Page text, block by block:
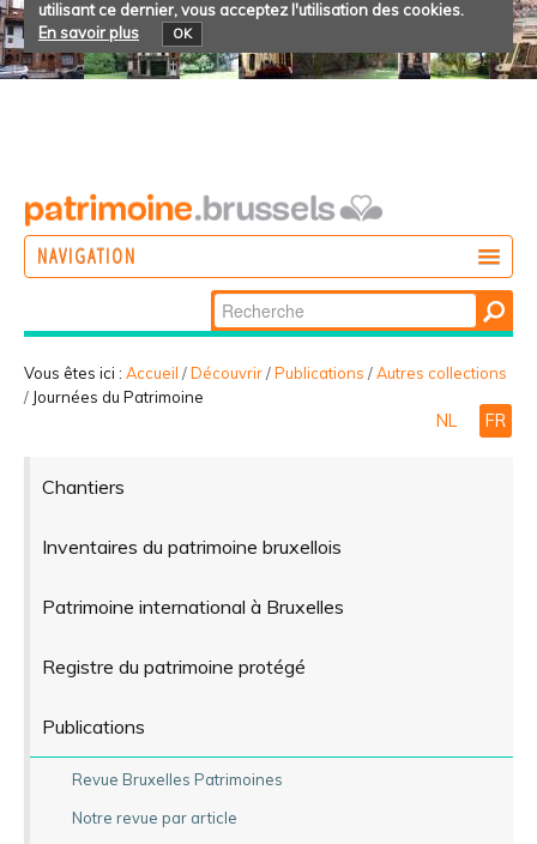
utilisant ce dernier, vous acceptez l'utilisation des cookies.
En savoir plus
OK
NAVIGATION
PARTICIPER
Chercher par
Recherche
avancée…
Vous êtes ici : Accueil /Découvrir/Publications /Autres collections
/ Journées du Patrimoine
NL FR
Chantiers
Inventaires du patrimoine bruxellois
Patrimoine international à Bruxelles
Registre du patrimoine protégé
Publications
Revue Bruxelles Patrimoines
Notre revue par article